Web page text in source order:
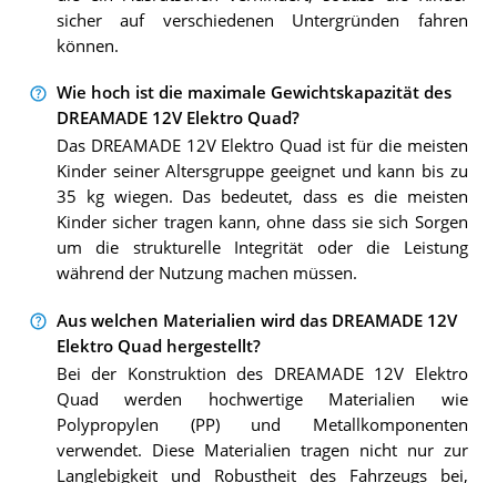
sicher auf verschiedenen Untergründen fahren
können.
Wie hoch ist die maximale Gewichtskapazität des
DREAMADE 12V Elektro Quad?
Das DREAMADE 12V Elektro Quad ist für die meisten
Kinder seiner Altersgruppe geeignet und kann bis zu
35 kg wiegen. Das bedeutet, dass es die meisten
Kinder sicher tragen kann, ohne dass sie sich Sorgen
um die strukturelle Integrität oder die Leistung
während der Nutzung machen müssen.
Aus welchen Materialien wird das DREAMADE 12V
Elektro Quad hergestellt?
Bei der Konstruktion des DREAMADE 12V Elektro
Quad werden hochwertige Materialien wie
Polypropylen (PP) und Metallkomponenten
verwendet. Diese Materialien tragen nicht nur zur
Langlebigkeit und Robustheit des Fahrzeugs bei,